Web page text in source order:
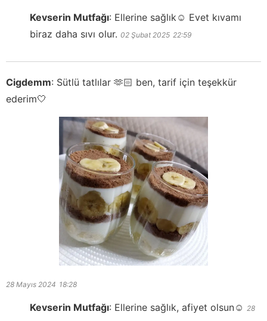
Kevserin Mutfağı: Ellerine sağlık☺️ Evet kıvamı
biraz daha sıvı olur. 02 Şubat 2025 22:59
Cigdemm: Sütlü tatlılar 🫶🏻 ben, tarif için teşekkür
ederim🤍
28 Mayıs 2024 18:28
Kevserin Mutfağı: Ellerine sağlık, afiyet olsun☺️ 28